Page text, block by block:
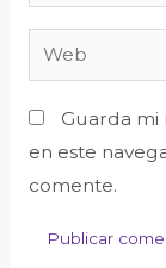
Guarda
en este
comente.